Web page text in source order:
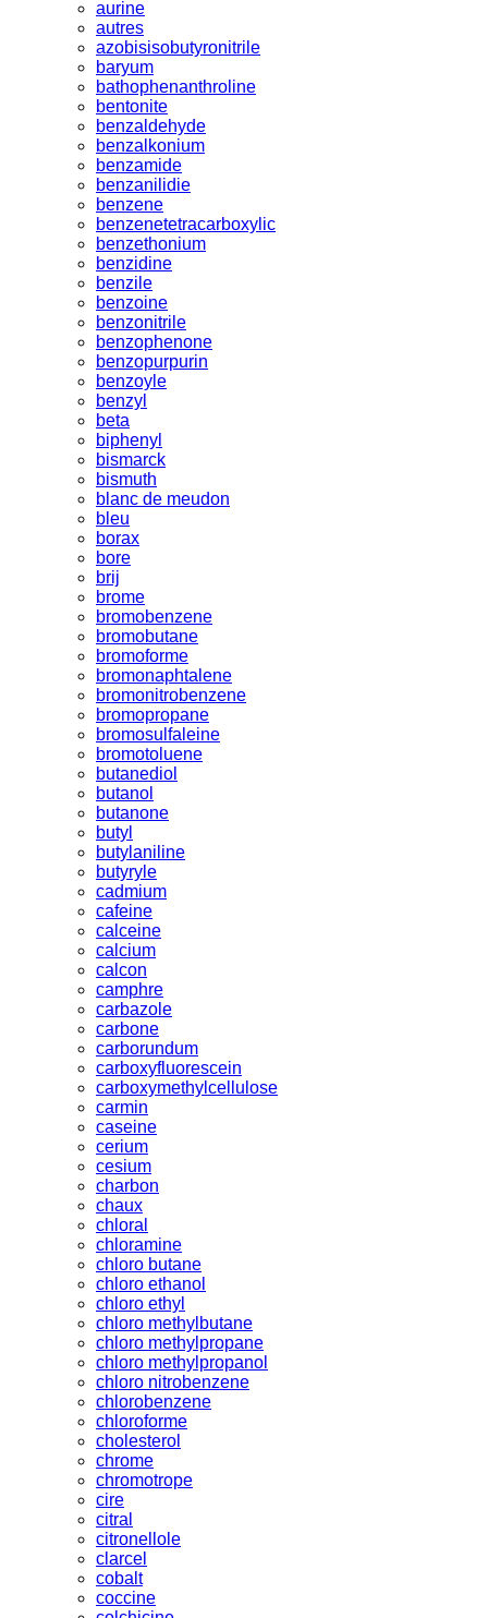
aurine
autres
azobisisobutyronitrile
baryum
bathophenanthroline
bentonite
benzaldehyde
benzalkonium
benzamide
benzanilidie
benzene
benzenetetracarboxylic
benzethonium
benzidine
benzile
benzoine
benzonitrile
benzophenone
benzopurpurin
benzoyle
benzyl
beta
biphenyl
bismarck
bismuth
blanc de meudon
bleu
borax
bore
brij
brome
bromobenzene
bromobutane
bromoforme
bromonaphtalene
bromonitrobenzene
bromopropane
bromosulfaleine
bromotoluene
butanediol
butanol
butanone
butyl
butylaniline
butyryle
cadmium
cafeine
calceine
calcium
calcon
camphre
carbazole
carbone
carborundum
carboxyfluorescein
carboxymethylcellulose
carmin
caseine
cerium
cesium
charbon
chaux
chloral
chloramine
chloro butane
chloro ethanol
chloro ethyl
chloro methylbutane
chloro methylpropane
chloro methylpropanol
chloro nitrobenzene
chlorobenzene
chloroforme
cholesterol
chrome
chromotrope
cire
citral
citronellole
clarcel
cobalt
coccine